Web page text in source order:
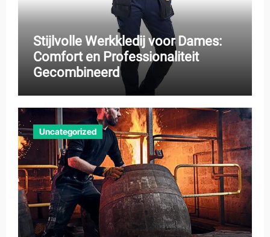
Stijlvolle Werkkledij voor Dames:
Comfort en Professionaliteit
Gecombineerd
Uncategorized